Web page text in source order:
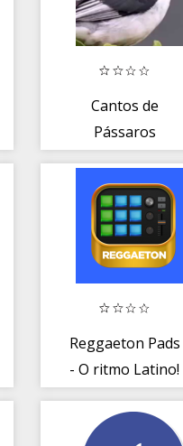
Cantos de
Pássaros
Reggaeton Pads
- O ritmo Latino!